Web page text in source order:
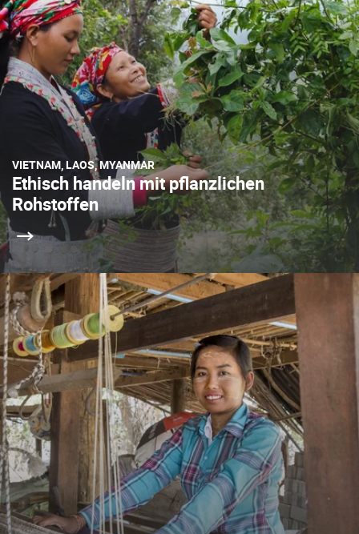
VIETNAM, LAOS, MYANMAR
Ethisch handeln mit pflanzlichen
Rohstoffen